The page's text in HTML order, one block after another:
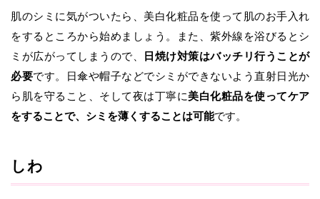
肌のシミに気がついたら、美白化粧品を使って肌のお手入れ
をするところから始めましょう。また、紫外線を浴びるとシ
ミが広がってしまうので、
日焼け対策はバッチリ行うことが
必要です。日傘や帽子などでシミができないよう直射日光か
ら肌を守ること、そして夜は丁寧に美白化粧品を使ってケア
をすることで、シミを薄くすることは可能です。
しわ